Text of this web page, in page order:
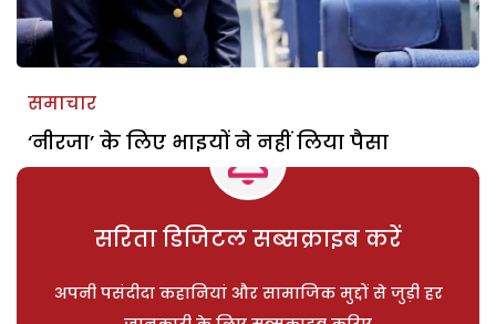
समाचार
‘नीरजा’ के लिए भाइयों ने नहीं लिया पैसा
सरिता डिजिटल सब्सक्राइब करें
अपनी पसंदीदा कहानियां और सामाजिक मुद्दों से जुड़ी हर